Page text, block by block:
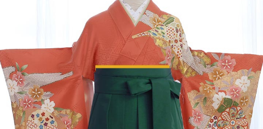
物
レ
ン
タ
ル：
HAKAMA213